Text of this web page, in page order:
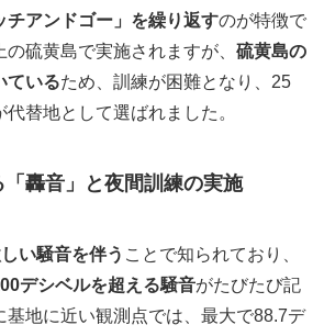
チアンドゴー」を繰り返すのが特徴で
硫黄島で実施されますが、 硫黄島の
ているため、訓練が困難となり、25
替地として選ばれました。
轟音」と夜間訓練の実施
い騒音を伴う ことで知られており、
デシベルを超える騒音がたびたび記
基地に近い観測点では、最大で88.7デ